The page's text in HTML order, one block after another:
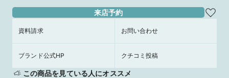
来店予約
資料請求 お問い合わせ
ブランド公式HP クチコミ投稿
この商品を見ている人にオススメ